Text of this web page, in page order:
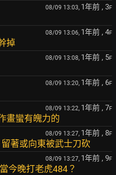
08/09 13:03, 1年前 , 3F
08/09 13:06, 1年前 , 4F
掉
08/09 13:08, 1年前 , 5F
08/09 13:20, 1年前 , 6F
08/09 13:22, 1年前 , 7F
畫蠻有魄力的
08/09 13:27, 1年前 , 8F
著或向東被武士刀砍
08/09 13:27, 1年前 , 9F
今晚打老虎484？